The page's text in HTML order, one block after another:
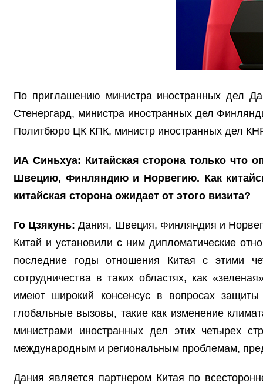
По приглашению министра иностранных дел
Стенергард, министра иностранных дел
Политбюро ЦК КПК, министр иностранных дел
ИА Синьхуа: Китайская сторона только что
Швецию, Финляндию и Норвегию. Как
китайская сторона ожидает от этого визита?
Го Цзякунь:Дания, Швеция, Финляндия и
Китай и установили с ним дипломатические
последние годы отношения Китая с этими
сотрудничества в таких областях, как
имеют широкий консенсус в вопросах защиты
глобальные вызовы, такие как изменение
министрами иностранных дел этих четырех
международным и региональным проблемам,
Дания является партнером Китая по